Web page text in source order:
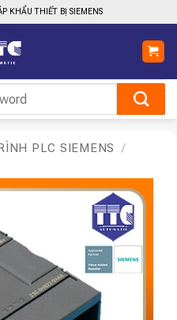
KHẨU THIẾT BỊ SIEMENS
PLC SIEMENS
/